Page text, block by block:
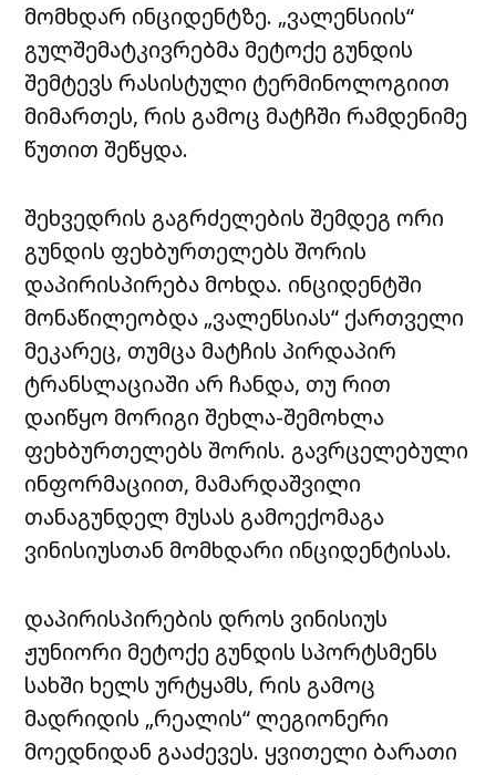
მომხდარ ინციდენტზე. „ვალენსიის“
გულშემატკივრებმა მეტოქე გუნდის
შემტევს რასისტული ტერმინოლოგიით
მიმართეს, რის გამოც მატჩში რამდენიმე
წუთით შეწყდა.
შეხვედრის გაგრძელების შემდეგ ორი
გუნდის ფეხბურთელებს შორის
დაპირისპირება მოხდა. ინციდენტში
მონაწილეობდა „ვალენსიას“ ქართველი
მეკარეც, თუმცა მატჩის პირდაპირ
ტრანსლაციაში არ ჩანდა, თუ რით
დაიწყო მორიგი შეხლა-შემოხლა
ფეხბურთელებს შორის. გავრცელებული
ინფორმაციით, მამარდაშვილი
თანაგუნდელ მუსას გამოექომაგა
ვინისიუსთან მომხდარი ინციდენტისას.
დაპირისპირების დროს ვინისიუს
ჟუნიორი მეტოქე გუნდის სპორტსმენს
სახში ხელს ურტყამს, რის გამოც
მადრიდის „რეალის“ ლეგიონერი
მოედნიდან გააძევეს. ყვითელი ბარათი